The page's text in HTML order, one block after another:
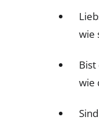
wie
wie